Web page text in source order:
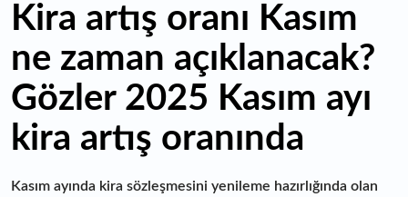
Kira artış oranı Kasım
ne zaman açıklanacak?
Gözler 2025 Kasım ayı
kira artış oranında
Kasım ayında kira sözleşmesini yenileme hazırlığında olan